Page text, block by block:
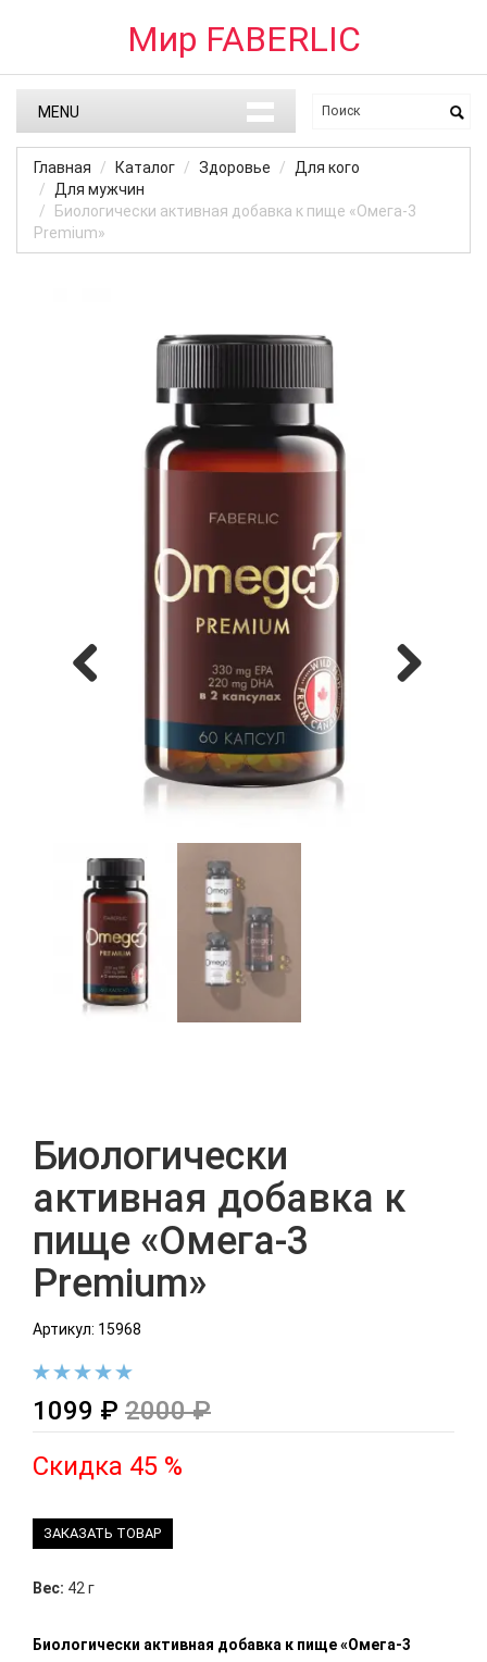
Мир FABERLIC
MENU
Главная Каталог Здоровье
Для кого
Для мужчин
Биологически активная добавка к пище «Омега-3
Premium»
Биологически
активная добавка к
пище «Омега-3
Premium»
Артикул: 15968
1099 ₽ 2000 ₽
Скидка 45 %
ЗАКАЗАТЬ ТОВАР
Вес: 42 г
Биологически активная добавка к пище «Омега-3